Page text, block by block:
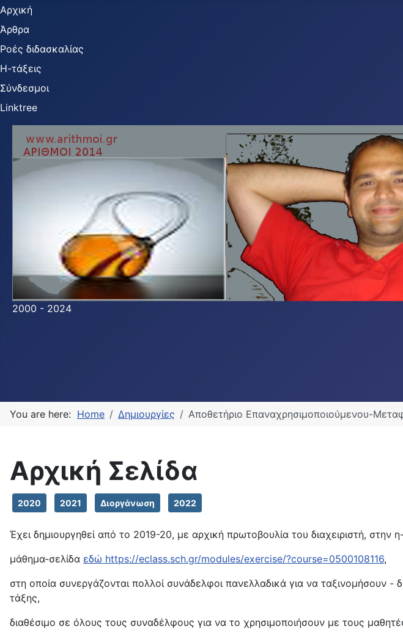
Αρχική
Άρθρα
Ροές διδασκαλίας
Η-τάξεις
Σύνδεσμοι
Linktree
2000 - 2024
You are here: Home Δημιουργίες Αποθετήριο Επαναχρησιμοποιούμενου-
Αρχική Σελίδα
2020 2021 Διοργάνωση 2022
Έχει δημιουργηθεί από το 2019-20, με αρχική πρωτοβουλία του διαχειριστή, στην
μάθημα-σελίδα εδώ https://eclass.sch.gr/modules/exercise/?course=0500108116,
στη οποία συνεργάζονται πολλοί συνάδελφοι πανελλαδικά για να
τάξης,
διαθέσιμο σε όλους τους συναδέλφους για να το χρησιμοποιήσουν με τους